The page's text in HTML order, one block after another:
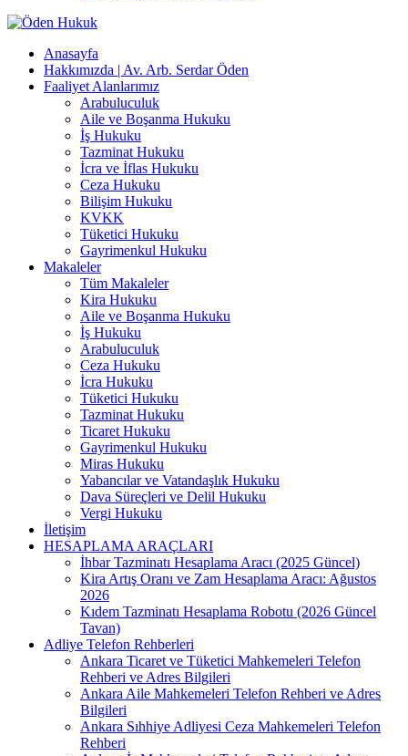
Anasayfa
Hakkımızda | Av. Arb. Serdar Öden
Faaliyet Alanlarımız
Arabuluculuk
Aile ve Boşanma Hukuku
İş Hukuku
Tazminat Hukuku
İcra ve İflas Hukuku
Ceza Hukuku
Bilişim Hukuku
KVKK
Tüketici Hukuku
Gayrimenkul Hukuku
Makaleler
Tüm Makaleler
Kira Hukuku
Aile ve Boşanma Hukuku
İş Hukuku
Arabuluculuk
Ceza Hukuku
İcra Hukuku
Tüketici Hukuku
Tazminat Hukuku
Ticaret Hukuku
Gayrimenkul Hukuku
Miras Hukuku
Yabancılar ve Vatandaşlık Hukuku
Dava Süreçleri ve Delil Hukuku
Vergi Hukuku
İletişim
HESAPLAMA ARAÇLARI
İhbar Tazminatı Hesaplama Aracı (2025 Güncel)
Kira Artış Oranı ve Zam Hesaplama Aracı: Ağustos
2026
Kıdem Tazminatı Hesaplama Robotu (2026 Güncel
Tavan)
Adliye Telefon Rehberleri
Ankara Ticaret ve Tüketici Mahkemeleri Telefon
Rehberi ve Adres Bilgileri
Ankara Aile Mahkemeleri Telefon Rehberi ve Adres
Bilgileri
Ankara Sıhhiye Adliyesi Ceza Mahkemeleri Telefon
Rehberi